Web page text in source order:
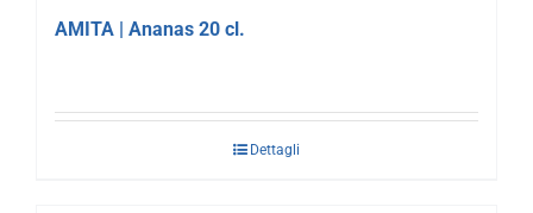
AMITA | Ananas 20 cl.
Dettagli